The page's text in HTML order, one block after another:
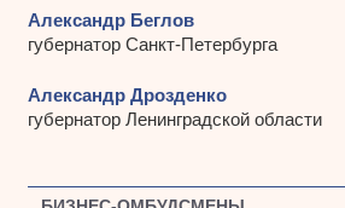
Александр Беглов
губернатор Санкт-Петербурга
Александр Дрозденко
губернатор Ленинградской области